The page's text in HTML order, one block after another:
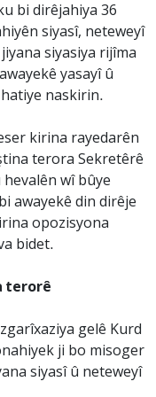
bi dirêjahiya 36
siyasî, neteweyî
siyasiya rijîma
yasayî û
naskirin.
kirina rayedarên
terora Sekretêrê
wî bûye
awayekê din dirêje
opozisyona
bidet.
terorê
gelê Kurd
ji bo misoger
siyasî û neteweyî